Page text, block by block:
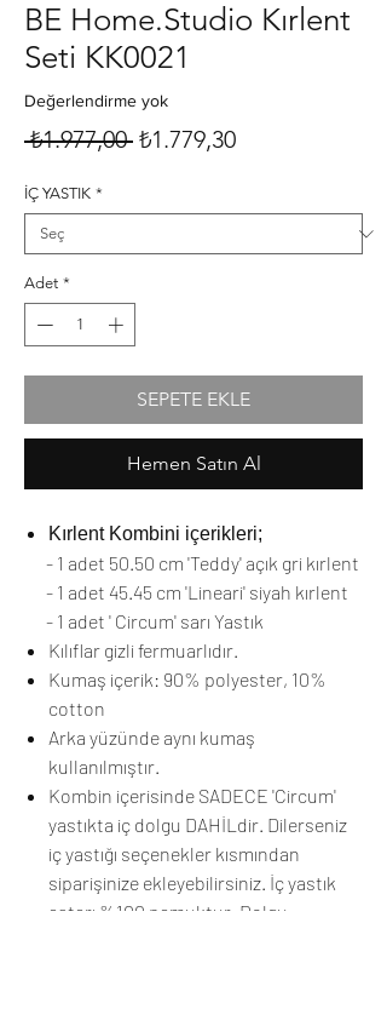
BE Home.Studio Kırlent
Seti KK0021
Değerlendirme yok
₺1.977,00 Normal
₺1.779,30İndirimli
İÇ YASTIK *
Adet *
SEPETE EKLE
Hemen Satın Al
Kırlent Kombini içerikleri;
- 1 adet 50.50 cm 'Teddy' açık gri kırlent
- 1 adet 45.45 cm 'Lineari' siyah kırlent
- 1 adet ' Circum' sarı Yastık
Kılıflar gizli fermuarlıdır.
Kumaş içerik: 90% polyester, 10%
cotton
Arka yüzünde aynı kumaş
kullanılmıştır.
Kombin içerisinde SADECE 'Circum'
yastıkta iç dolgu DAHİLdir. Dilerseniz
iç yastığı seçenekler kısmından
siparişinize ekleyebilirsiniz. İç yastık
astarı %100 pamuktur. Dolgu